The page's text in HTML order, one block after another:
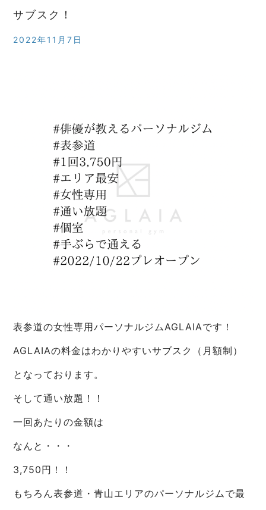
サブスク！
2022年11月7日
表参道の女性専用パーソナルジムAGLAIAです！
AGLAIAの料金はわかりやすいサブスク（月額制）
となっております。
そして通い放題！！
一回あたりの金額は
なんと・・・
3,750円！！
もちろん表参道・青山エリアのパーソナルジムで最